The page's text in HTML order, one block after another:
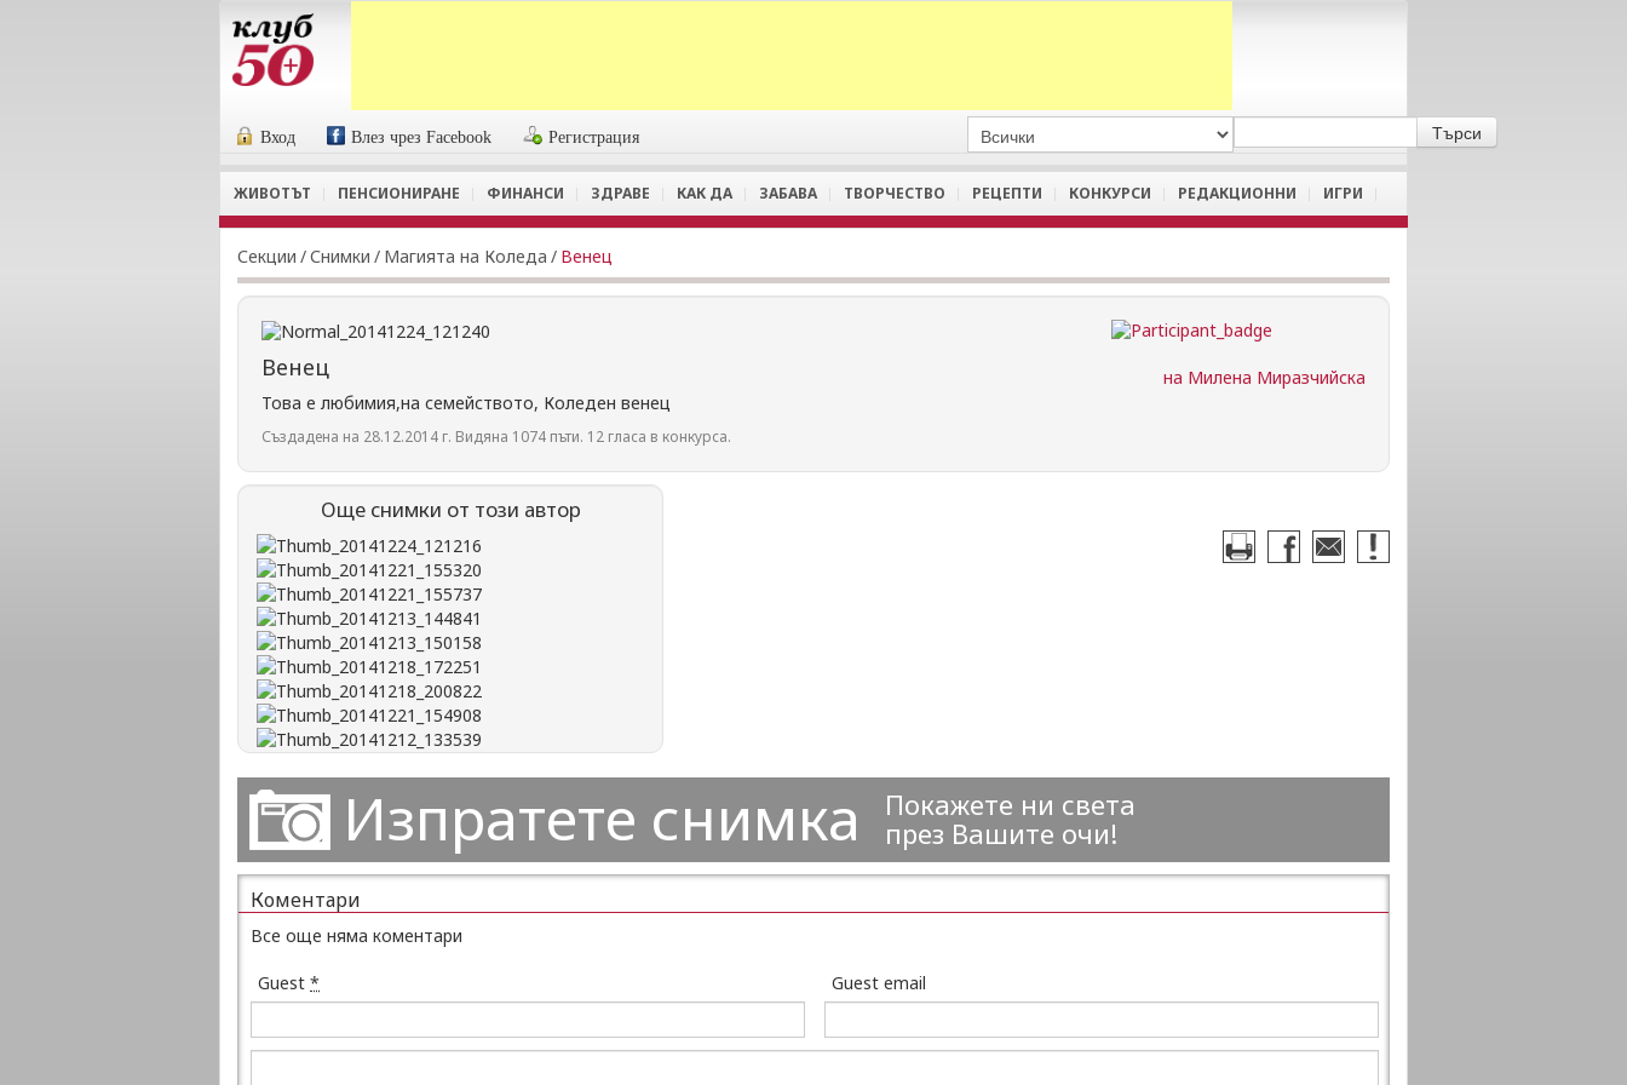
Вход Влез чрез Facebook Регистрация
ЖИВОТЪТ ПЕНСИОНИРАНЕ ФИНАНСИ ЗДРАВЕ КАК ДА ЗАБАВА ТВОРЧЕСТВО РЕЦЕПТИ КОНКУРСИ РЕДАКЦИОННИ ИГРИ
Секции /Снимки / Магията на Коледа / Венец
на Милена Миразчийска
Венец
Това е любимия,на семейството, Коледен венец
Създадена на 28.12.2014 г. Видяна 1074 пъти. 12 гласа в конкурса.
Още снимки от този автор
Изпратете снимка
Покажете ни света
през Вашите очи!
Коментари
Все още няма коментари
Guest * Guest email